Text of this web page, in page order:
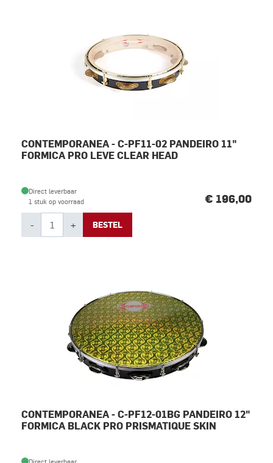
CONTEMPORANEA - C-PF11-02 PANDEIRO 11"
FORMICA PRO LEVE CLEAR HEAD
Direct leverbaar
1 stuk op voorraad
€ 196,00
- + BESTEL
CONTEMPORANEA - C-PF12-01BG PANDEIRO 12"
FORMICA BLACK PRO PRISMATIQUE SKIN